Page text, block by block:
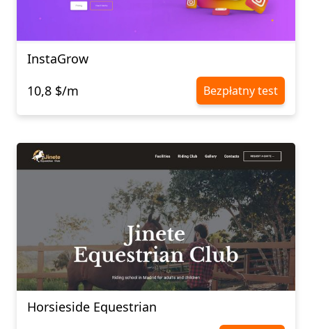
InstaGrow
10,8 $/m
Bezpłatny test
Horsieside Equestrian